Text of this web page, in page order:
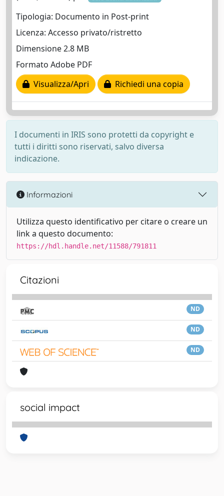
Tipologia: Documento in Post-print
Licenza: Accesso privato/ristretto
Dimensione 2.8 MB
Formato Adobe PDF
Visualizza/Apri
Richiedi una copia
I documenti in IRIS sono protetti da copyright e
tutti i diritti sono riservati, salvo diversa
indicazione.
Informazioni
Utilizza questo identificativo per citare o creare un
link a questo documento:
https://hdl.handle.net/11588/791811
Citazioni
ND
ND
ND
social impact